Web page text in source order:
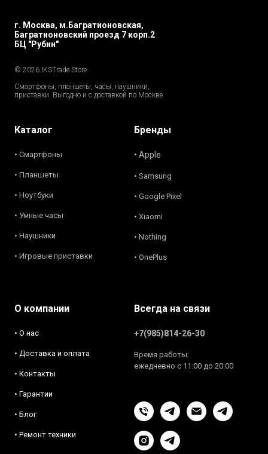
г. Москва, м.Багратионовская,
Багратионовский проезд 7 корп.2
БЦ "Рубин"
© 2026 IKSTrade.Store
Смартфоны, планшеты, часы, наушники,
приставки. Выгодно и с доставкой по Москве.
Каталог
• Смартфоны
• Планшеты
• Ноутбуки
• Умные часы
• Наушники
• Игровые приставки
Бренды
• Apple
• Samsung
• Google Pixel
• Xiaomi
• Nothing
• OnePlus
О компании
• О нас
• Доставка и оплата
• Контакты
• Гарантии
• Блог
• Ремонт техники
Всегда на связи
+7(985)814-26-30
Время работы:
ежедневно с 11:00 до 20:00